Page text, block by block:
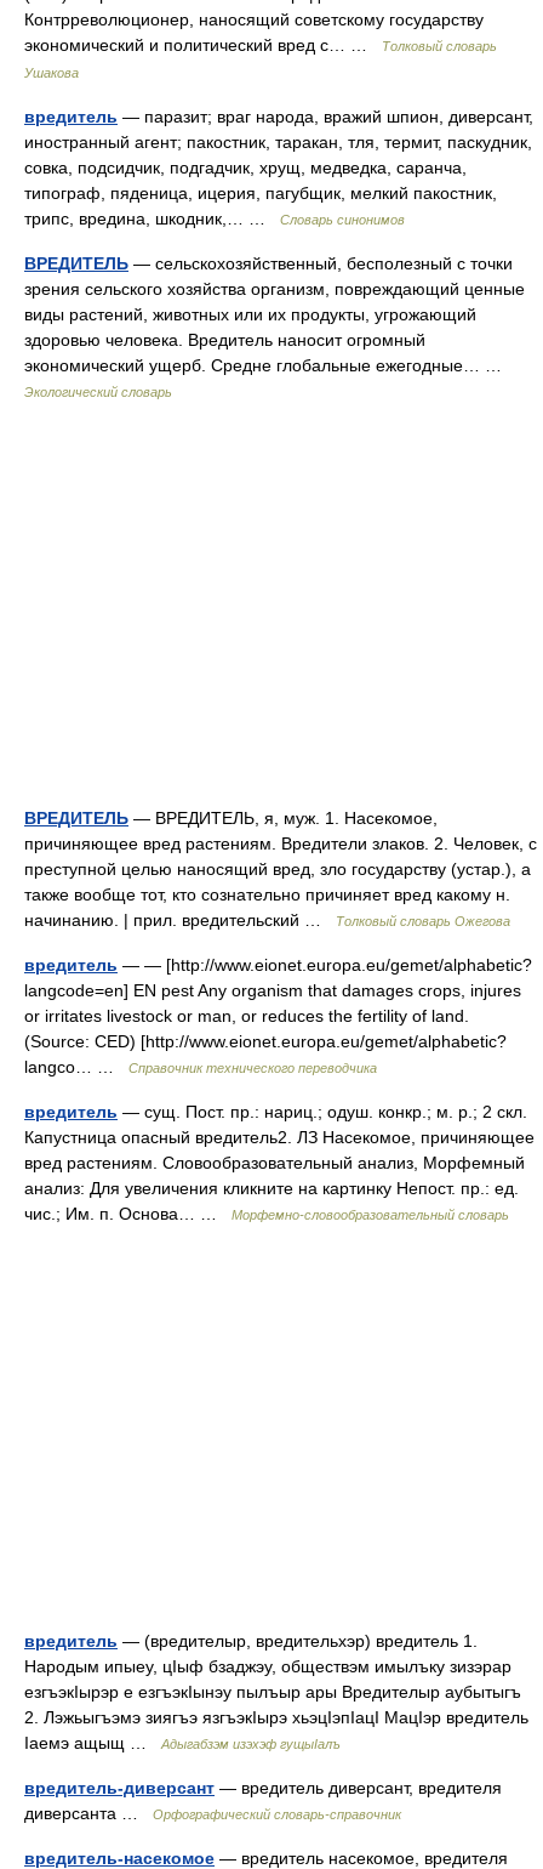
Контрреволюционер, наносящий советскому государству
экономический и политический вред с… …
Толковый словарь
Ушакова
вредитель — паразит; враг народа, вражий шпион, диверсант,
иностранный агент; пакостник, таракан, тля, термит, паскудник,
совка, подсидчик, подгадчик, хрущ, медведка, саранча,
типограф, пяденица, ицерия, пагубщик, мелкий пакостник,
трипс, вредина, шкодник,… …
Словарь синонимов
ВРЕДИТЕЛЬ — сельскохозяйственный, бесполезный с точки
зрения сельского хозяйства организм, повреждающий ценные
виды растений, животных или их продукты, угрожающий
здоровью человека. Вредитель наносит огромный
экономический ущерб. Средне глобальные ежегодные… …
Экологический словарь
ВРЕДИТЕЛЬ — ВРЕДИТЕЛЬ, я, муж. 1. Насекомое,
причиняющее вред растениям. Вредители злаков. 2. Человек, с
преступной целью наносящий вред, зло государству (устар.), а
также вообще тот, кто сознательно причиняет вред какому н.
начинанию. | прил. вредительский …
Толковый словарь Ожегова
вредитель — — [http://www.eionet.europa.eu/gemet/alphabetic?
langcode=en] EN pest Any organism that damages crops, injures
or irritates livestock or man, or reduces the fertility of land.
(Source: CED) [http://www.eionet.europa.eu/gemet/alphabetic?
langco… …
Справочник технического переводчика
вредитель — сущ. Пост. пр.: нариц.; одуш. конкр.; м. р.; 2 скл.
Капустница опасный вредитель2. ЛЗ Насекомое, причиняющее
вред растениям. Словообразовательный анализ, Морфемный
анализ: Для увеличения кликните на картинку Непост. пр.: ед.
чис.; Им. п. Основа… …
Морфемно-словообразовательный словарь
вредитель — (вредителыр, вредительхэр) вредитель 1.
Народым ипыеу, цIыф бзаджэу, обществэм имылъку зизэрар
езгъэкIырэр е езгъэкIынэу пылъыр ары Вредителыр аубытыгъ
2. Лэжьыгъэмэ зиягъэ язгъэкIырэ хьэцIэпIацI МацIэр вредитель
Iаемэ ащыщ …
Адыгабзэм изэхэф гущыIалъ
вредитель-диверсант — вредитель диверсант, вредителя
диверсанта …
Орфографический словарь-справочник
вредитель-насекомое — вредитель насекомое, вредителя